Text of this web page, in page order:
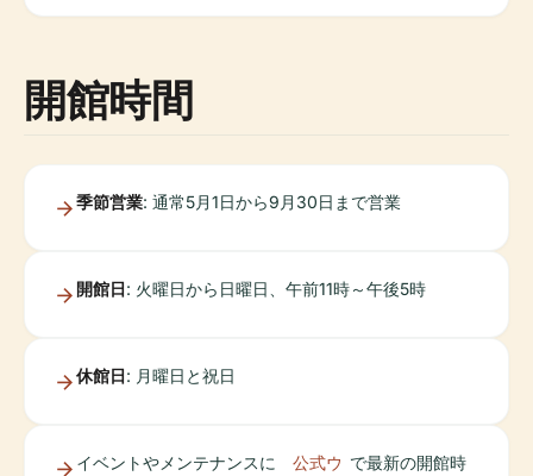
開館時間
季節営業: 通常5月1日から9月30日まで営業
開館日: 火曜日から日曜日、午前11時～午後5時
休館日: 月曜日と祝日
イベントやメンテナンスに
公式ウ で最新の開館時